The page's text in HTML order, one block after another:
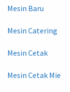
Mesin Baru
Mesin Catering
Mesin Cetak
Mesin Cetak Mie